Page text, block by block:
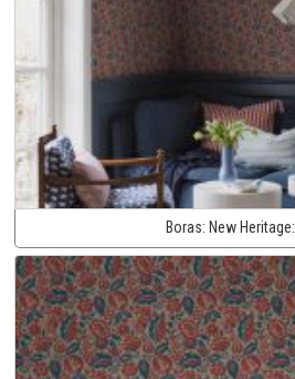
Boras: New Heritage: